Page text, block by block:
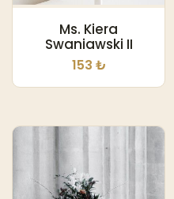
Ms. Kiera
Swaniawski II
153 ₺